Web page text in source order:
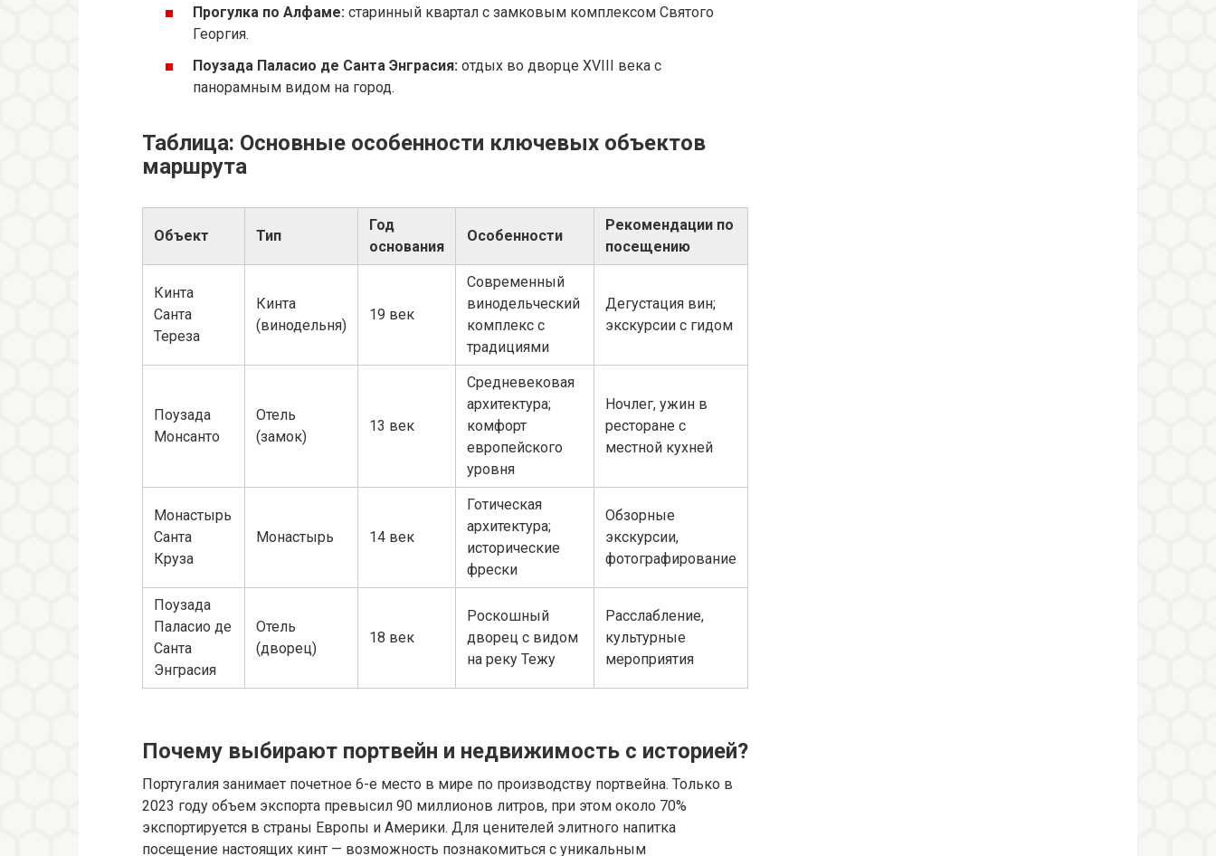
Прогулка по Алфаме: старинный квартал с замковым комплексом Святого
Георгия.
Поузада Паласио де Санта Энграсия: отдых во дворце XVIII века с
панорамным видом на город.
Таблица: Основные особенности ключевых объектов
маршрута
Объект Тип
Год
основания
Особенности
Рекомендации по
посещению
Кинта
Санта
Тереза
Кинта
(винодельня)
19 век
Современный
винодельческий
комплекс с
традициями
Дегустация вин;
экскурсии с гидом
Поузада
Монсанто
Отель
(замок)
13 век
Средневековая
архитектура;
комфорт
европейского
уровня
Ночлег, ужин в
ресторане с
местной кухней
Монастырь
Санта
Круза
Монастырь 14 век
Готическая
архитектура;
исторические
фрески
Обзорные
экскурсии,
фотографирование
Поузада
Паласио де
Санта
Энграсия
Отель
(дворец)
18 век
Роскошный
дворец с видом
на реку Тежу
Расслабление,
культурные
мероприятия
Почему выбирают портвейн и недвижимость с историей?
Португалия занимает почетное 6-е место в мире по производству портвейна. Только в
2023 году объем экспорта превысил 90 миллионов литров, при этом около 70%
экспортируется в страны Европы и Америки. Для ценителей элитного напитка
посещение настоящих кинт — возможность познакомиться с уникальным